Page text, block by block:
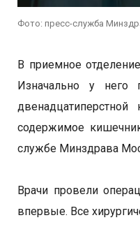
Фото: пресс-служба
В приемное
Изначально у него
содержимое
службе Минздрава
Врачи провели
впервые. Все